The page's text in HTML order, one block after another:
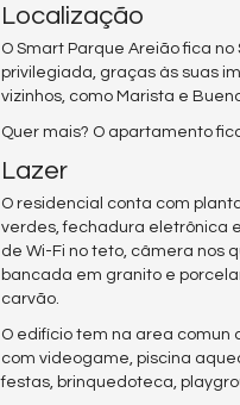
Localização
O Smart Parque Areião fica
privilegiada, graças às suas
vizinhos, como Marista e
Quer mais? O apartamento
Lazer
O residencial conta com
verdes, fechadura eletrônica
de Wi-Fi no teto, câmera nos
bancada em granito e
carvão.
O edifício tem na area comun
com videogame, piscina
festas, brinquedoteca,